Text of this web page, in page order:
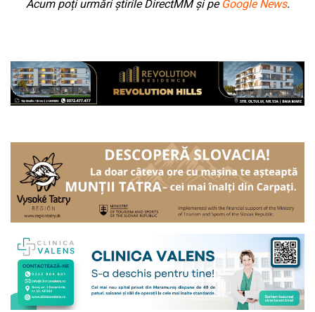
Acum poți urmări știrile DirectMM și pe Google News.